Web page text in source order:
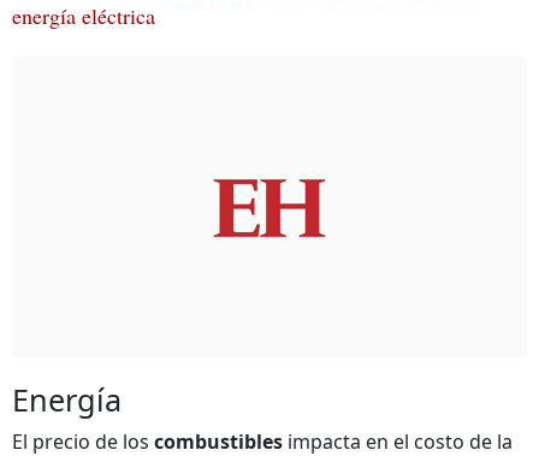
energía eléctrica
Energía
El precio de los combustibles impacta en el costo de la